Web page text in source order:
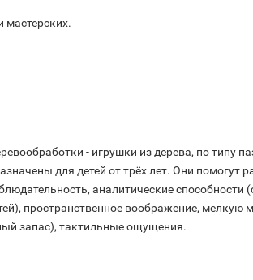
мастерских.
- игрушки из дерева, по типу
для детей от трёх лет. Они помогут
аналитические способности
пространственное воображение, мелкую
запас), тактильные ощущения.